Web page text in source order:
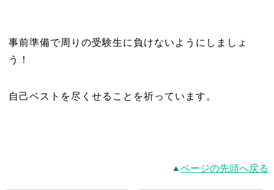
事前準備で周りの受験生に負けないようにしましょ
う！
自己ベストを尽くせることを祈っています。
ページの先頭へ戻る